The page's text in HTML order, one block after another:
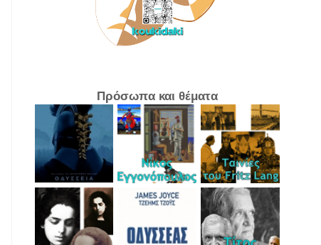
Πρόσωπα και θέματα